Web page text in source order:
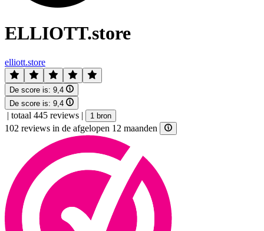
ELLIOTT.store
elliott.store
De score is: 9,4
De score is: 9,4
| totaal 445 reviews | 1 bron
102 reviews in de afgelopen 12 maanden